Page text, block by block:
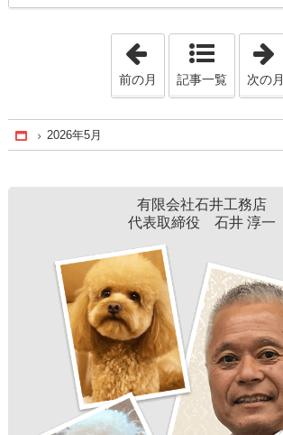
「2026年3月」
前の月 記事一覧 次の月
Home
2026年5月
有限会社石井工務店
代表取締役 石井 淳一